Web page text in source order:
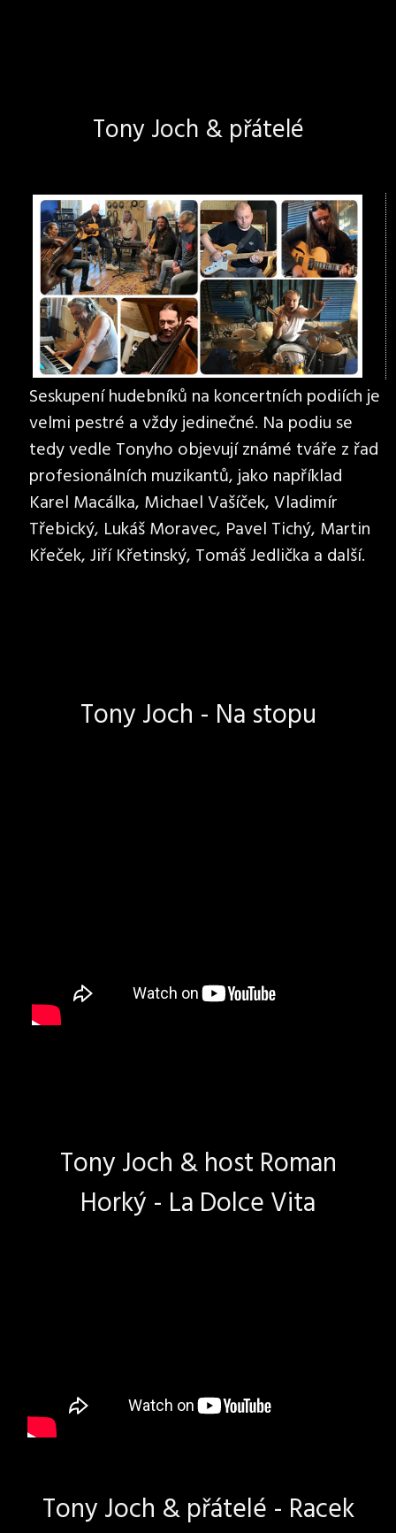
Tony Joch & přátelé
Seskupení hudebníků na koncertních podiích je
velmi pestré a vždy jedinečné. Na podiu se
tedy vedle Tonyho objevují známé tváře z řad
profesionálních muzikantů, jako například
Karel Macálka, Michael Vašíček, Vladimír
Třebický, Lukáš Moravec, Pavel Tichý, Martin
Křeček, Jiří Křetinský, Tomáš Jedlička a další.
Tony Joch - Na stopu
Tony Joch & host Roman
Horký - La Dolce Vita
Tony Joch & přátelé - Racek